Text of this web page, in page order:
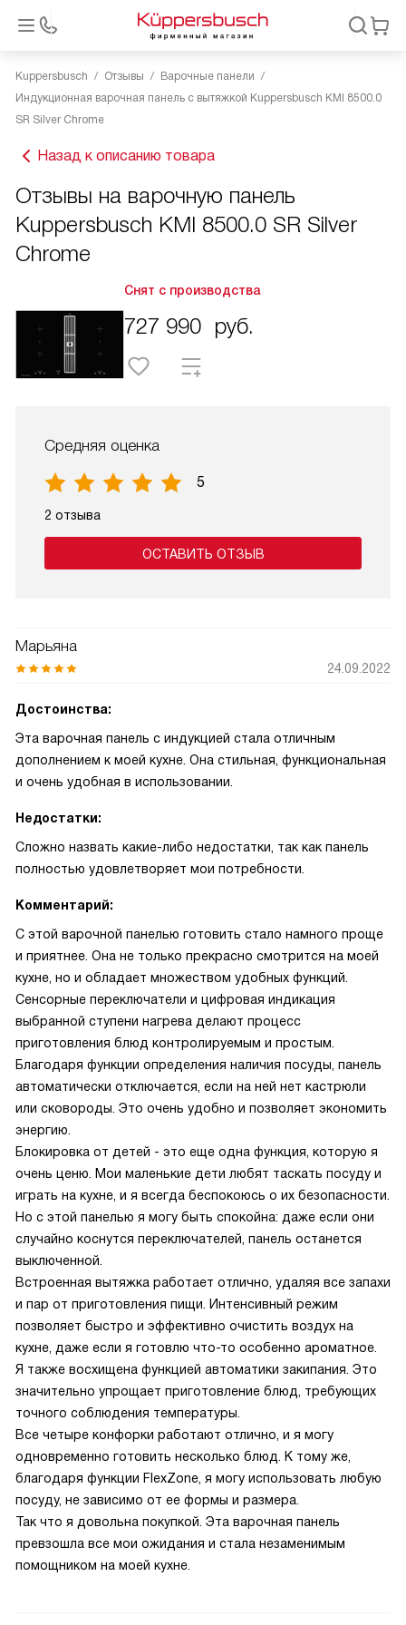
Kuppersbusch Отзывы
Варочные панели
Индукционная варочная панель с вытяжкой Kuppersbusch KMI 8500.0
SR Silver Chrome
Назад к описанию товара
Отзывы на варочную панель
Kuppersbusch KMI 8500.0 SR Silver
Chrome
Снят с производства
727 990 руб.
Средняя оценка
5
2 отзыва
ОСТАВИТЬ ОТЗЫВ
Марьяна
24.09.2022
Достоинства:
Эта варочная панель с индукцией стала отличным
дополнением к моей кухне. Она стильная, функциональная
и очень удобная в использовании.
Недостатки:
Сложно назвать какие-либо недостатки, так как панель
полностью удовлетворяет мои потребности.
Комментарий:
С этой варочной панелью готовить стало намного проще
и приятнее. Она не только прекрасно смотрится на моей
кухне, но и обладает множеством удобных функций.
Сенсорные переключатели и цифровая индикация
выбранной ступени нагрева делают процесс
приготовления блюд контролируемым и простым.
Благодаря функции определения наличия посуды, панель
автоматически отключается, если на ней нет кастрюли
или сковороды. Это очень удобно и позволяет экономить
энергию.
Блокировка от детей - это еще одна функция, которую я
очень ценю. Мои маленькие дети любят таскать посуду и
играть на кухне, и я всегда беспокоюсь о их безопасности.
Но с этой панелью я могу быть спокойна: даже если они
случайно коснутся переключателей, панель останется
выключенной.
Встроенная вытяжка работает отлично, удаляя все запахи
и пар от приготовления пищи. Интенсивный режим
позволяет быстро и эффективно очистить воздух на
кухне, даже если я готовлю что-то особенно ароматное.
Я также восхищена функцией автоматики закипания. Это
значительно упрощает приготовление блюд, требующих
точного соблюдения температуры.
Все четыре конфорки работают отлично, и я могу
одновременно готовить несколько блюд. К тому же,
благодаря функции FlexZone, я могу использовать любую
посуду, не зависимо от ее формы и размера.
Так что я довольна покупкой. Эта варочная панель
превзошла все мои ожидания и стала незаменимым
помощником на моей кухне.